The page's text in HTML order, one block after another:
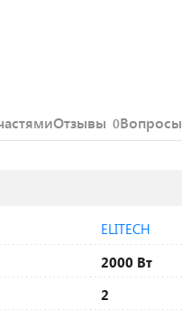
Отзывы 0Вопросы
ELITECH
2000 Вт
2